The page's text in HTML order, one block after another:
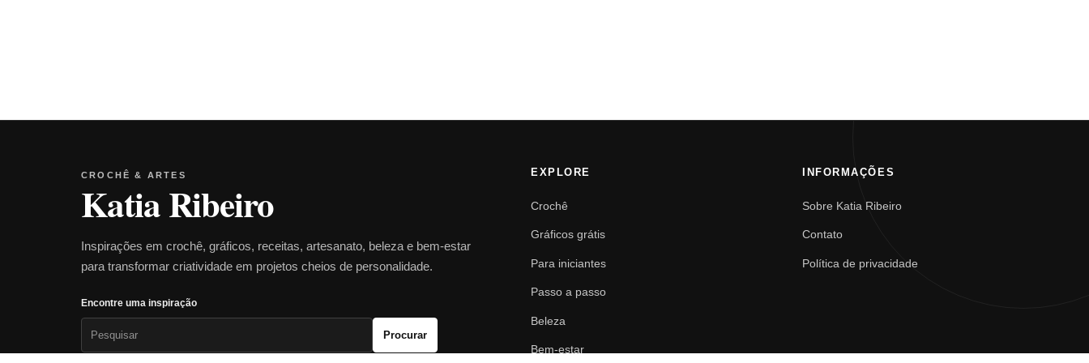
CROCHÊ & ARTES
Katia Ribeiro
Inspirações em crochê, gráficos, receitas, artesanato, beleza e bem-estar
para transformar criatividade em projetos cheios de personalidade.
Encontre uma inspiração
Procurar
EXPLORE
Crochê
Gráficos grátis
Para iniciantes
Passo a passo
Beleza
Bem-estar
INFORMAÇÕES
Sobre Katia Ribeiro
Contato
Política de privacidade